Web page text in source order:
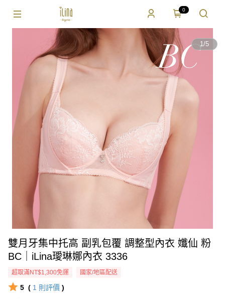
0
1/5
雙月牙集中托高 副乳包覆 調整型內衣 孅仙 粉
BC｜iLina璦琳娜內衣 3336
超取滿NT$1,300免運 國家/地區配送
5 ( 1 則評價 )